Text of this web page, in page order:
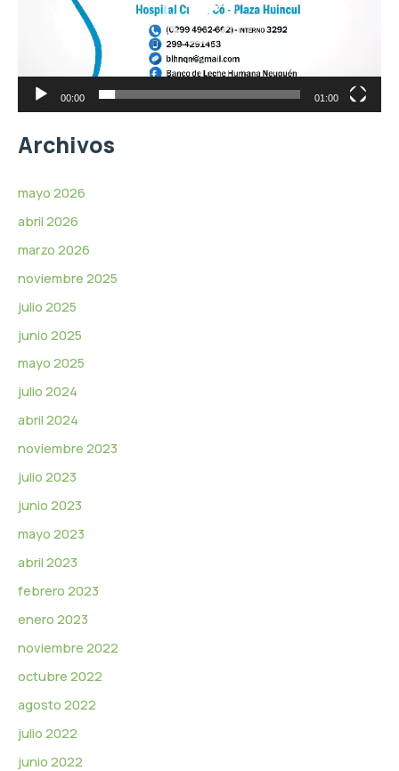
o
d
e
v
d
o
00:00 01:00
Archivos
mayo 2026
abril 2026
marzo 2026
noviembre 2025
julio 2025
junio 2025
mayo 2025
julio 2024
abril 2024
noviembre 2023
julio 2023
junio 2023
mayo 2023
abril 2023
febrero 2023
enero 2023
noviembre 2022
octubre 2022
agosto 2022
julio 2022
junio 2022